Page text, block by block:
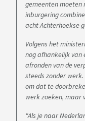
gemeenten moeten
inburgering
acht Achterhoekse
Volgens het
nog afhankelijk van
afronden van de
steeds zonder
om dat te
werk zoeken, maar
"Als je naar